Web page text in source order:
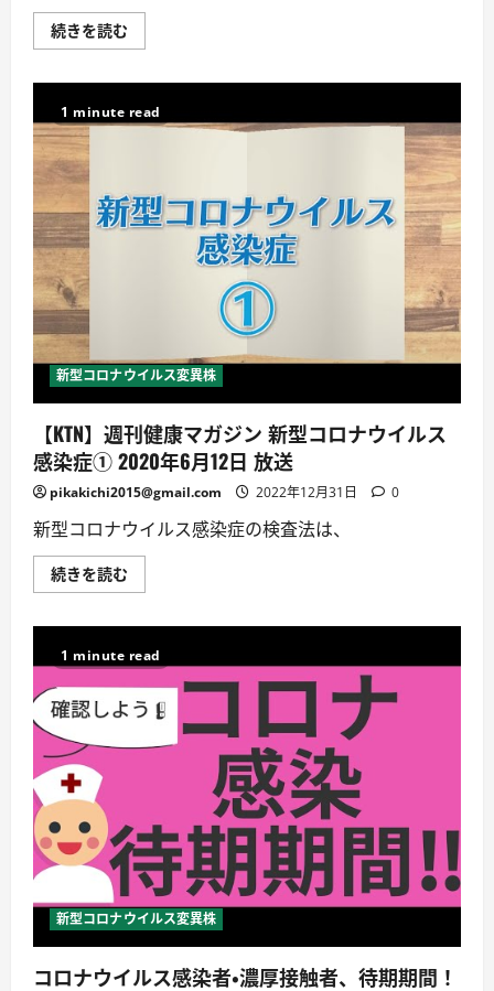
続きを読む
療
ズ
お
か】
新
型
今
後
に
い
て
に
つ
い
詳
し
く
1 minute read
新型コロナウイルス変異株
【KTN】週刊健康マガジン 新型コロナウイルス
感染症① 2020年6月12日 放送
pikakichi2015@gmail.com 2022年12月31日 0
新型コロナウイルス感染症の検査法は、
続きを読む
週
マ
ガ
ン
新
コ
ル
ス
感
染
症
①
2020
年
6
12
1 minute read
新型コロナウイルス変異株
コロナウイルス感染者・濃厚接触者、待期期間！